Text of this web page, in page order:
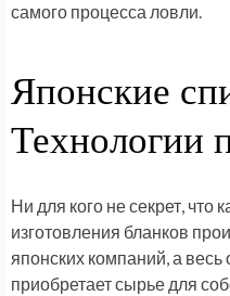
самого процесса ловли.
Японские
Технологии
Ни для кого не секрет, что
изготовления бланков
японских компаний, а
приобретает сырье для